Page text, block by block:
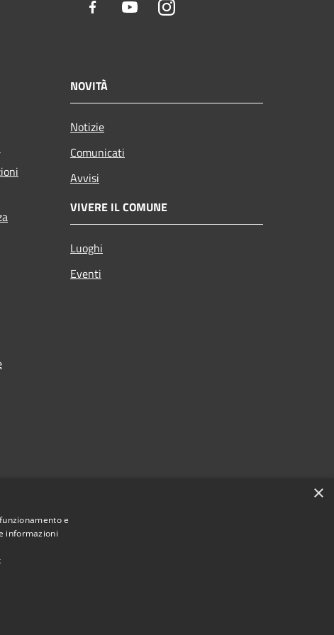
Facebook YoutubeInstagram
NOVITÀ
Notizie
Comunicati
Avvisi
VIVERE IL COMUNE
Luoghi
Eventi
di Zoagli • Powered by
×
e
informazioni